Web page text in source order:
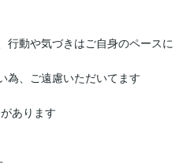
行動や気づきはご自身のペースに
為、ご遠慮いただいてます
あります